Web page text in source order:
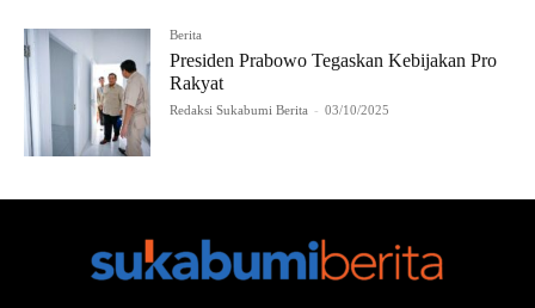
Berita
Presiden Prabowo Tegaskan Kebijakan Pro
Rakyat
Redaksi Sukabumi Berita - 03/10/2025